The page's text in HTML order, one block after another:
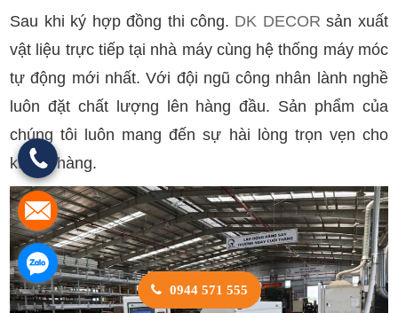
Sau khi ký hợp đồng thi công. DK DECOR sản xuất
vật liệu trực tiếp tại nhà máy cùng hệ thống máy móc
tự động mới nhất. Với đội ngũ công nhân lành nghề
luôn đặt chất lượng lên hàng đầu. Sản phẩm của
chúng tôi luôn mang đến sự hài lòng trọn vẹn cho
khách hàng.
0944 571 555